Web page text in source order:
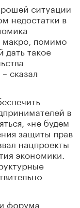
ситуации
недостатки в
макро, помимо
такое
сказал
в
«не будем
защиты прав
нацпроекты
экономики.
форума